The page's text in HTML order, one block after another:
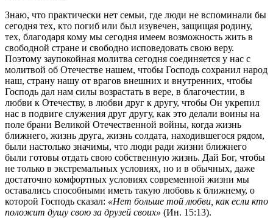
Знаю, что практически нет семьи, где люди не вспоминали бы
сегодня тех, кто погиб или был изувечен, защищая родину,
тех, благодаря кому мы сегодня имеем возможность жить в
свободной стране и свободно исповедовать свою веру.
Поэтому заупокойная молитва сегодня соединяется у нас с
молитвой об Отечестве нашем, чтобы Господь сохранил народ
наш, страну нашу от врагов внешних и внутренних, чтобы
Господь дал нам силы возрастать в вере, в благочестии, в
любви к Отечеству, в любви друг к другу, чтобы Он укрепил
нас в подвиге служения друг другу, как это делали воины на
поле брани Великой Отечественной войны, когда жизнь
ближнего, жизнь друга, жизнь солдата, находившегося рядом,
были настолько значимы, что люди ради жизни ближнего
были готовы отдать свою собственную жизнь. Дай Бог, чтобы
не только в экстремальных условиях, но и в обычных, даже
достаточно комфортных условиях современной жизни мы
оставались способными иметь такую любовь к ближнему, о
которой Господь сказал: «Нет больше той любви, как если кто
положит душу свою за друзей своих» (Ин. 15:13).